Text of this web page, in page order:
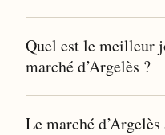
Quel est le meilleur
marché d’Argelès ?
Le marché